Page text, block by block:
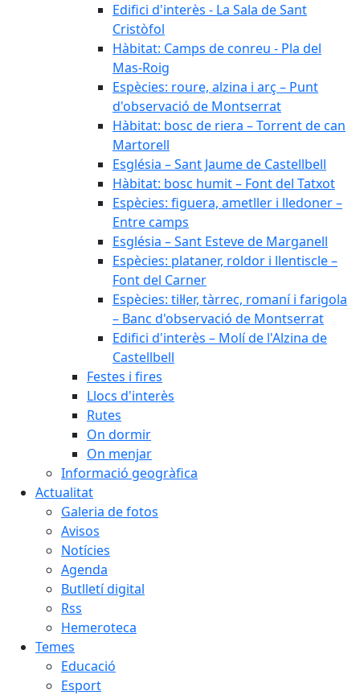
Edifici d'interès - La Sala de Sant
Cristòfol
Hàbitat: Camps de conreu - Pla del
Mas-Roig
Espècies: roure, alzina i arç – Punt
d'observació de Montserrat
Hàbitat: bosc de riera – Torrent de can
Martorell
Església – Sant Jaume de Castellbell
Hàbitat: bosc humit – Font del Tatxot
Espècies: figuera, ametller i lledoner –
Entre camps
Església – Sant Esteve de Marganell
Espècies: plataner, roldor i llentiscle –
Font del Carner
Espècies: til·ler, tàrrec, romaní i farigola
– Banc d'observació de Montserrat
Edifici d'interès – Molí de l'Alzina de
Castellbell
Festes i fires
Llocs d'interès
Rutes
On dormir
On menjar
Informació geogràfica
Actualitat
Galeria de fotos
Avisos
Notícies
Agenda
Butlletí digital
Rss
Hemeroteca
Temes
Educació
Esport